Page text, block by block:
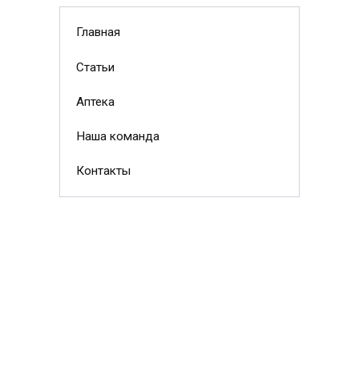
Главная
Статьи
Аптека
Наша команда
Контакты